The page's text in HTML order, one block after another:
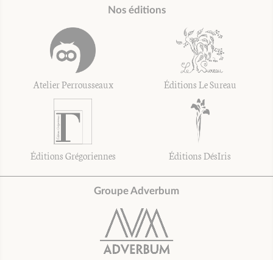
Nos éditions
Atelier Perrousseaux Éditions Le Sureau
Éditions Grégoriennes Éditions DésIris
Groupe Adverbum